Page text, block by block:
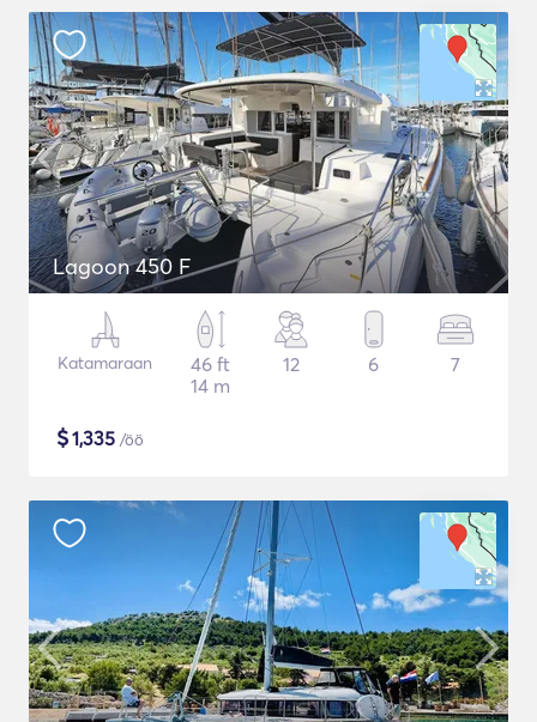
Lagoon 450 F
Katamaraan
46 ft
14 m
12 6 7
$1,335 /öö